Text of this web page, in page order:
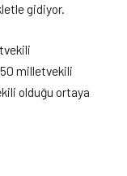
gidiyor.
milletvekili
olduğu ortaya